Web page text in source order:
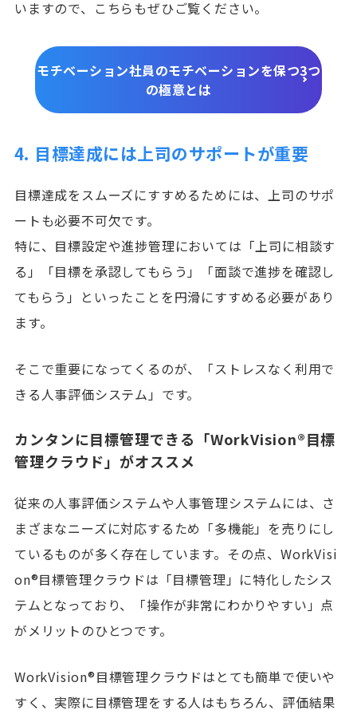
いますので、こちらもぜひご覧ください。
モチベーション社員のモチベーションを保つ3つ
の極意とは
4. 目標達成には上司のサポートが重要
目標達成をスムーズにすすめるためには、上司のサポ
ートも必要不可欠です。
特に、目標設定や進捗管理においては「上司に相談す
る」「目標を承認してもらう」「面談で進捗を確認し
てもらう」といったことを円滑にすすめる必要があり
ます。
そこで重要になってくるのが、「ストレスなく利用で
きる人事評価システム」です。
カンタンに目標管理できる「WorkVision®目標
管理クラウド」がオススメ
従来の人事評価システムや人事管理システムには、さ
まざまなニーズに対応するため「多機能」を売りにし
ているものが多く存在しています。その点、WorkVisi
on®目標管理クラウドは「目標管理」に特化したシス
テムとなっており、「操作が非常にわかりやすい」点
がメリットのひとつです。
WorkVision®目標管理クラウドはとても簡単で使いや
すく、実際に目標管理をする人はもちろん、評価結果